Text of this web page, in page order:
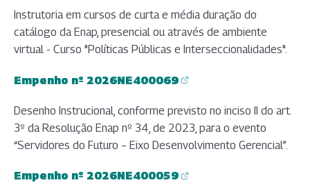
Instrutoria em cursos de curta e média duração do
catálogo da Enap, presencial ou através de ambiente
virtual - Curso "Políticas Públicas e Interseccionalidades".
Empenho nº 2026NE400069
(abre em nova aba)
Desenho Instrucional, conforme previsto no inciso II do art.
3º da Resolução Enap nº 34, de 2023, para o evento
“Servidores do Futuro – Eixo Desenvolvimento Gerencial”.
Empenho nº 2026NE400059
(abre em nova aba)